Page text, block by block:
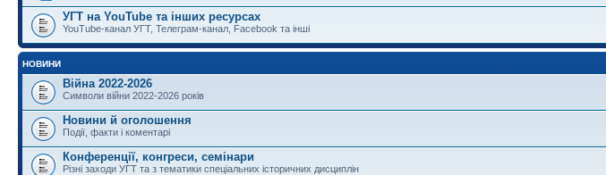
УГТ на YouTube та інших ресурсах
YouTube-канал УГТ, Телеграм-канал, Facebook та інші
НОВИНИ
Війна 2022-2026
Символи війни 2022-2026 років
Новини й оголошення
Події, факти і коментарі
Конференції, конгреси, семінари
Різні заходи УГТ та з тематики спеціальних історичних дисциплін